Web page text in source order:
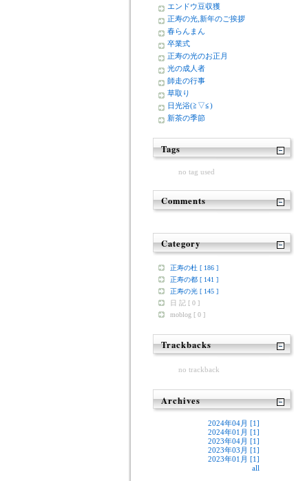
エンドウ豆収獲
正寿の光,新年のご挨拶
春らんまん
卒業式
正寿の光のお正月
光の成人者
師走の行事
草取り
日光浴(≧▽≦)
新茶の季節
Tags
no tag used
Comments
Category
正寿の杜 [ 186 ]
正寿の都 [ 141 ]
正寿の光 [ 145 ]
日 記 [ 0 ]
moblog [ 0 ]
Trackbacks
no trackback
Archives
2024年04月 [1]
2024年01月 [1]
2023年04月 [1]
2023年03月 [1]
2023年01月 [1]
all